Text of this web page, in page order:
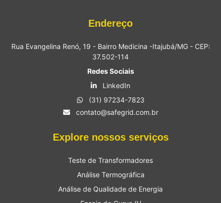
Endereço
Rua Evangelina Renó, 19 - Bairro Medicina -Itajubá/MG - CEP:
37.502-114
Redes Sociais
LinkedIn
(31) 97234-7823
contato@safegrid.com.br
Explore nossos serviços
Teste de Transformadores
Análise Termográfica
Análise de Qualidade de Energia